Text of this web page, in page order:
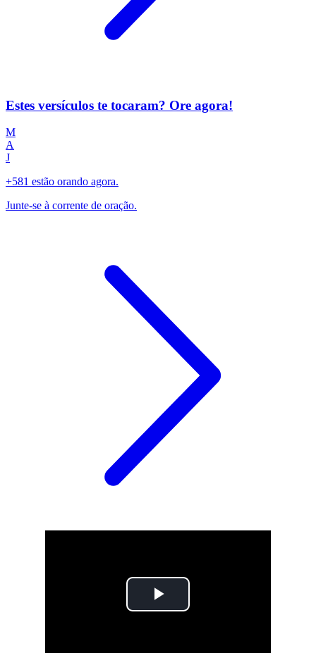
Estes versículos te tocaram? Ore agora!
M
A
J
+581 estão orando agora.
Junte-se à corrente de oração.